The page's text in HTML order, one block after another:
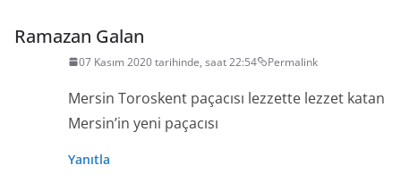
Ramazan Galan
07 Kasım 2020 tarihinde, saat 22:54 Permalink
Mersin Toroskent paçacısı lezzette lezzet katan
Mersin’in yeni paçacısı
Yanıtla